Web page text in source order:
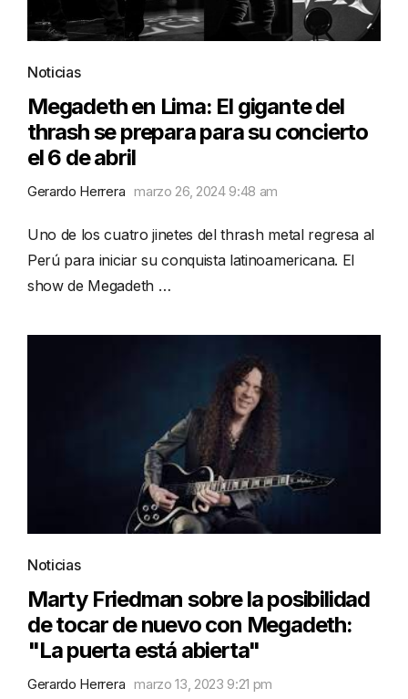
Noticias
Megadeth en Lima: El gigante del
thrash se prepara para su concierto
el 6 de abril
Gerardo Herrera marzo 26, 2024 9:48 am
Uno de los cuatro jinetes del thrash metal regresa al
Perú para iniciar su conquista latinoamericana. El
show de Megadeth …
Noticias
Marty Friedman sobre la posibilidad
de tocar de nuevo con Megadeth:
"La puerta está abierta"
Gerardo Herrera marzo 13, 2023 9:21 pm